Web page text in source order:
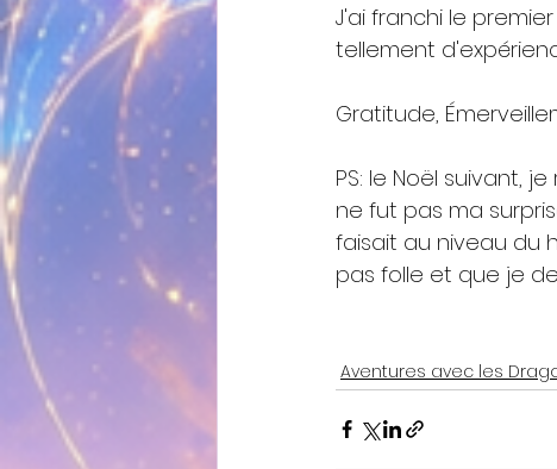
J'ai franchi le
tellement
Gratitude,
PS: le Noël suivant,
ne fut pas ma
faisait au niveau du
pas folle et que je
Aventures avec les